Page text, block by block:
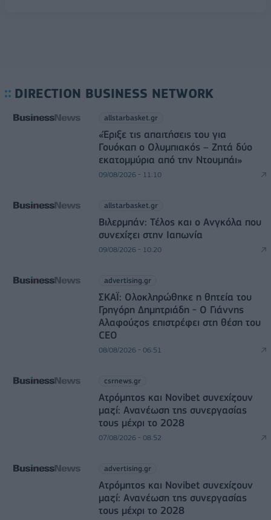
DIRECTION BUSINESS NETWORK
allstarbasket.gr
«Έριξε τις απαιτήσεις του για
Γουόκαπ ο Ολυμπιακός – Ζητά δύο
εκατομμύρια από την Ντουμπάι»
09/08/2026 - 11:10
allstarbasket.gr
Βιλερμπάν: Τέλος και ο Ανγκόλα που
συνεχίζει στην Ιαπωνία
09/08/2026 - 10:20
advertising.gr
ΣΚΑΪ: Ολοκληρώθηκε η θητεία του
Γρηγόρη Δημητριάδη - Ο Γιάννης
Αλαφούζος επιστρέφει στη θέση του
CEO
08/08/2026 - 06:51
csrnews.gr
Ατρόμητος και Novibet συνεχίζουν
μαζί: Ανανέωση της συνεργασίας
τους μέχρι το 2028
07/08/2026 - 08:52
advertising.gr
Ατρόμητος και Novibet συνεχίζουν
μαζί: Ανανέωση της συνεργασίας
τους μέχρι το 2028